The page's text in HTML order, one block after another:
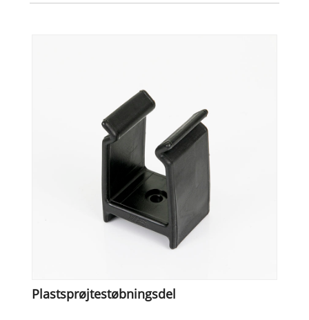
Plastsprøjtestøbningsdel